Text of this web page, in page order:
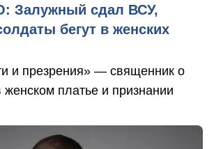
Залужный сдал ВСУ,
бегут в женских
и презрения» — священник о
платье и признании